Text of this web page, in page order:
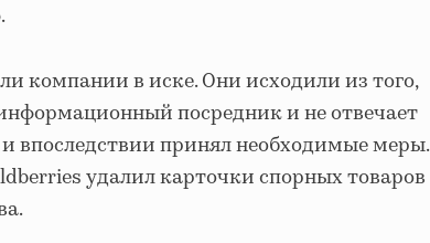
компании в иске. Они исходили из того,
посредник и не отвечает
впоследствии принял необходимые меры.
удалил карточки спорных товаров